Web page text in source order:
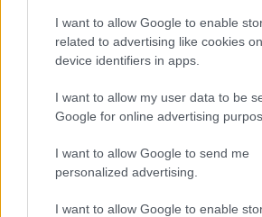
I want to allow Google to enable
related to advertising like cookies
device identifiers in apps.
I want to allow my user data to be
Google for online advertising
I want to allow Google to send me
personalized advertising.
I want to allow Google to enable